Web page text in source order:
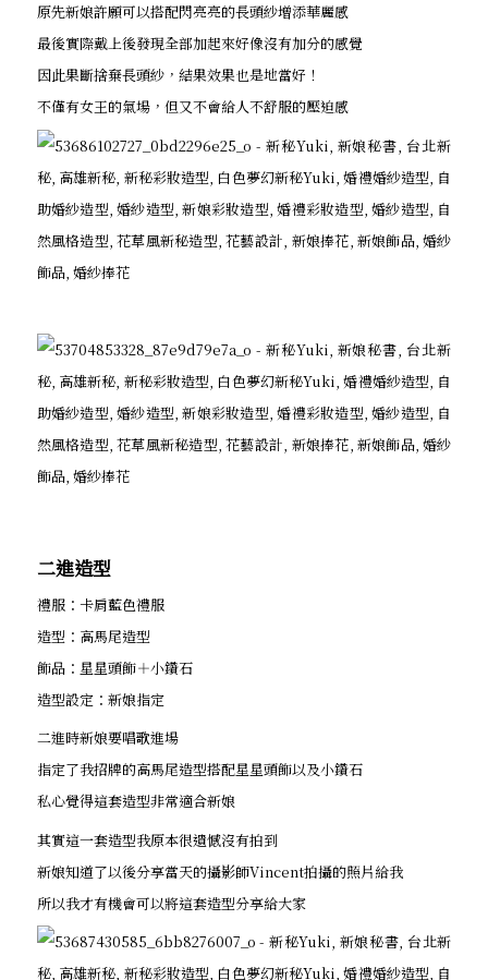
原先新娘許願可以搭配閃亮亮的長頭紗增添華麗感
最後實際戴上後發現全部加起來好像沒有加分的感覺
因此果斷捨棄長頭紗，結果效果也是地當好！
不僅有女王的氣場，但又不會給人不舒服的壓迫感
二進造型
禮服：卡肩藍色禮服
造型：高馬尾造型
飾品：星星頭飾＋小鑽石
造型設定：新娘指定
二進時新娘要唱歌進場
指定了我招牌的高馬尾造型搭配星星頭飾以及小鑽石
私心覺得這套造型非常適合新娘
其實這一套造型我原本很遺憾沒有拍到
新娘知道了以後分享當天的攝影師Vincent拍攝的照片給我
所以我才有機會可以將這套造型分享給大家